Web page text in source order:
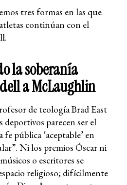
tres formas en las que
continúan con el
la soberanía
a McLaughlin
de teología Brad East
parecen ser el
pública ‘aceptable’ en
Ni los premios Óscar ni
o escritores se
religioso; difícilmente